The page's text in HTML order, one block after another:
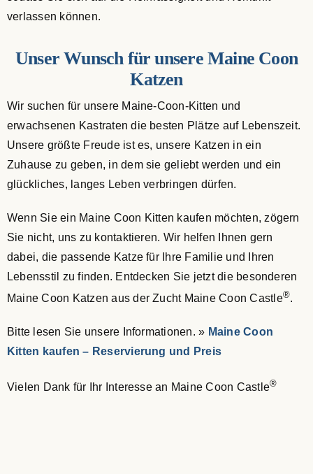
verlassen können.
Unser Wunsch für unsere Maine Coon
Katzen
Wir suchen für unsere Maine-Coon-Kitten und
erwachsenen Kastraten die besten Plätze auf Lebenszeit.
Unsere größte Freude ist es, unsere Katzen in ein
Zuhause zu geben, in dem sie geliebt werden und ein
glückliches, langes Leben verbringen dürfen.
Wenn Sie ein Maine Coon Kitten kaufen möchten, zögern
Sie nicht, uns zu kontaktieren. Wir helfen Ihnen gern
dabei, die passende Katze für Ihre Familie und Ihren
Lebensstil zu finden. Entdecken Sie jetzt die besonderen
Maine Coon Katzen aus der Zucht Maine Coon Castle®.
Bitte lesen Sie unsere Informationen. » Maine Coon
Kitten kaufen – Reservierung und Preis
Vielen Dank für Ihr Interesse an Maine Coon Castle®